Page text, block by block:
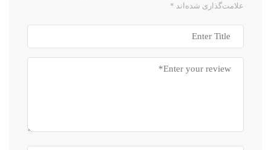
علامت‌گذاری شده‌اند *